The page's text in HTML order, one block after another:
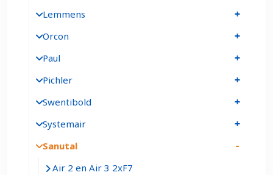
Lemmens
Orcon
Paul
Pichler
Swentibold
Systemair
Sanutal
Air 2 en Air 3 2xF7